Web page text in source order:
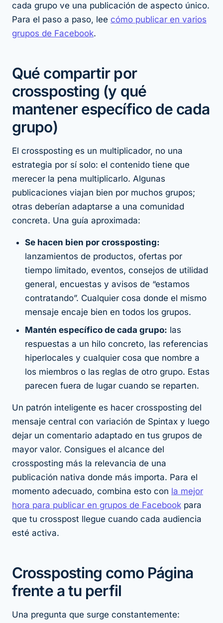
cada grupo ve una publicación de aspecto único.
Para el paso a paso, lee cómo publicar en varios
grupos de Facebook.
Qué compartir por
crossposting (y qué
mantener específico de cada
grupo)
El crossposting es un multiplicador, no una
estrategia por sí solo: el contenido tiene que
merecer la pena multiplicarlo. Algunas
publicaciones viajan bien por muchos grupos;
otras deberían adaptarse a una comunidad
concreta. Una guía aproximada:
Se hacen bien por crossposting:
lanzamientos de productos, ofertas por
tiempo limitado, eventos, consejos de utilidad
general, encuestas y avisos de “estamos
contratando”. Cualquier cosa donde el mismo
mensaje encaje bien en todos los grupos.
Mantén específico de cada grupo: las
respuestas a un hilo concreto, las referencias
hiperlocales y cualquier cosa que nombre a
los miembros o las reglas de otro grupo. Estas
parecen fuera de lugar cuando se reparten.
Un patrón inteligente es hacer crossposting del
mensaje central con variación de Spintax y luego
dejar un comentario adaptado en tus grupos de
mayor valor. Consigues el alcance del
crossposting más la relevancia de una
publicación nativa donde más importa. Para el
momento adecuado, combina esto con la mejor
hora para publicar en grupos de Facebook para
que tu crosspost llegue cuando cada audiencia
esté activa.
Crossposting como Página
frente a tu perfil
Una pregunta que surge constantemente: